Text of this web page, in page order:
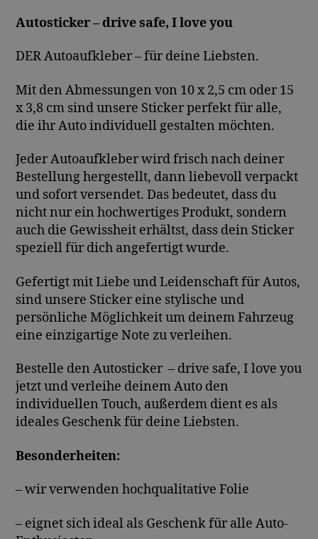
Autosticker – drive safe, I love you
DER Autoaufkleber – für deine Liebsten.
Mit den Abmessungen von 10 x 2,5 cm oder 15
x 3,8 cm sind unsere Sticker perfekt für alle,
die ihr Auto individuell gestalten möchten.
Jeder Autoaufkleber wird frisch nach deiner
Bestellung hergestellt, dann liebevoll verpackt
und sofort versendet. Das bedeutet, dass du
nicht nur ein hochwertiges Produkt, sondern
auch die Gewissheit erhältst, dass dein Sticker
speziell für dich angefertigt wurde.
Gefertigt mit Liebe und Leidenschaft für Autos,
sind unsere Sticker eine stylische und
persönliche Möglichkeit um deinem Fahrzeug
eine einzigartige Note zu verleihen.
Bestelle den Autosticker – drive safe, I love you
jetzt und verleihe deinem Auto den
individuellen Touch, außerdem dient es als
ideales Geschenk für deine Liebsten.
Besonderheiten:
– wir verwenden hochqualitative Folie
– eignet sich ideal als Geschenk für alle Auto-